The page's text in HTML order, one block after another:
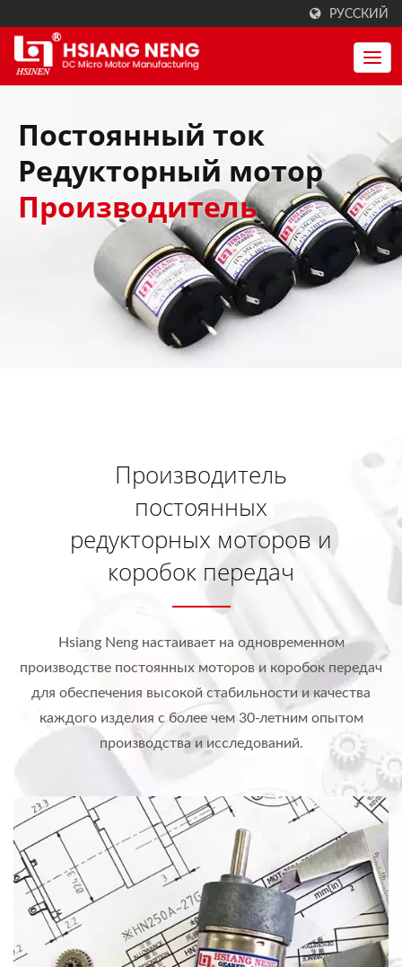
РУССКИЙ
Постоянный ток
Редукторный мотор
Производитель
Производитель
постоянных
редукторных моторов и
коробок передач
Hsiang Neng настаивает на одновременном
производстве постоянных моторов и коробок передач
для обеспечения высокой стабильности и качества
каждого изделия с более чем 30-летним опытом
производства и исследований.